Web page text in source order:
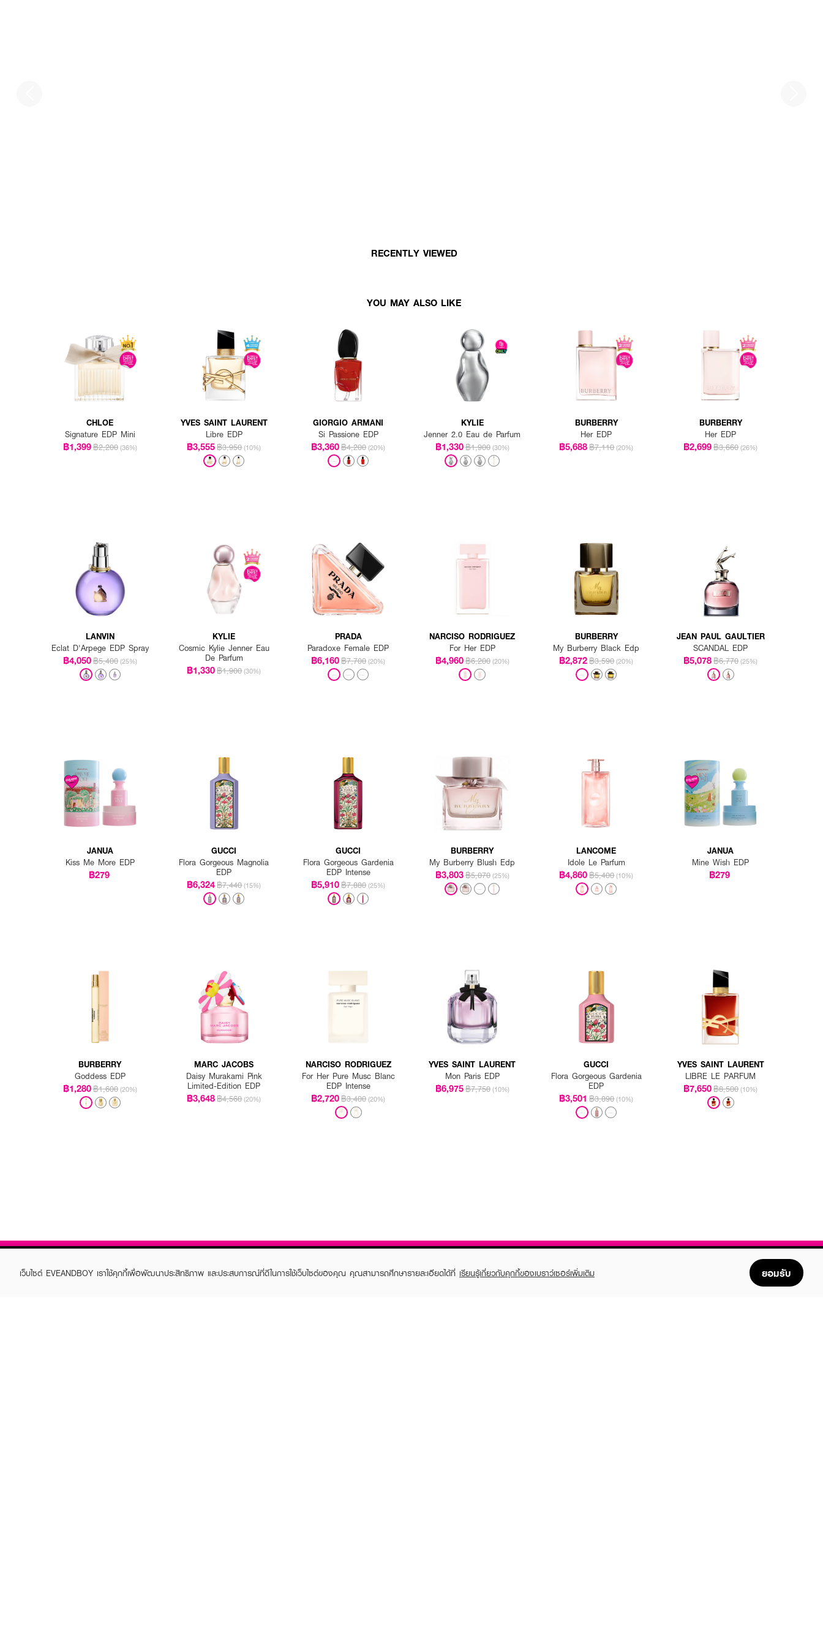
RECENTLY VIEWED
YOU MAY ALSO LIKE
CHLOE
Signature EDP Mini
฿1,399฿2,200 (36%)
YVES SAINT LAURENT
Libre EDP
฿3,555฿3,950 (10%)
GIORGIO ARMANI
Si Passione EDP
฿3,360฿4,200 (20%)
KYLIE
Jenner 2.0 Eau de Parfum
฿1,330฿1,900 (30%)
BURBERRY
Her EDP
฿5,688฿7,110 (20%)
BURBERRY
Her EDP
฿2,699฿3,660 (26%)
LANVIN
Eclat D'Arpege EDP Spray
฿4,050฿5,400 (25%)
KYLIE
Cosmic Kylie Jenner Eau
De Parfum
฿1,330฿1,900 (30%)
PRADA
Paradoxe Female EDP
฿6,160฿7,700 (20%)
NARCISO RODRIGUEZ
For Her EDP
฿4,960฿6,200 (20%)
BURBERRY
My Burberry Black Edp
฿2,872฿3,590 (20%)
JEAN PAUL GAULTIER
SCANDAL EDP
฿5,078฿6,770 (25%)
JANUA
Kiss Me More EDP
฿279
GUCCI
Flora Gorgeous Magnolia
EDP
฿6,324฿7,440 (15%)
GUCCI
Flora Gorgeous Gardenia
EDP Intense
฿5,910฿7,880 (25%)
BURBERRY
My Burberry Blush Edp
฿3,803฿5,070 (25%)
LANCOME
Idole Le Parfum
฿4,860฿5,400 (10%)
JANUA
Mine Wish EDP
฿279
BURBERRY
Goddess EDP
฿1,280฿1,600 (20%)
MARC JACOBS
Daisy Murakami Pink
Limited-Edition EDP
฿3,648฿4,560 (20%)
NARCISO RODRIGUEZ
For Her Pure Musc Blanc
EDP Intense
฿2,720฿3,400 (20%)
YVES SAINT LAURENT
Mon Paris EDP
฿6,975฿7,750 (10%)
GUCCI
Flora Gorgeous Gardenia
EDP
฿3,501 ฿3,890 (10%)
YVES SAINT LAURENT
LIBRE LE PARFUM
฿7,650฿8,500 (10%)
เว็บไซต์ EVEANDBOY เราใช้คุกกี้เพื่อพัฒนาประสิทธิภาพ และประสบการณ์ที่ดีในการใช้เว็บไซต์ของคุณ คุณสามารถศึกษารายละเอียดได้ที่ เรียนรู้เกี่ยวกับคุกกี้ของเบราว์เซอร์เพิ่มเติม ยอมรับ